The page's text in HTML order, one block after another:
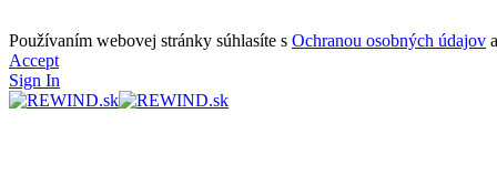
Používaním webovej stránky súhlasíte s Ochranou osobných údajov a
Accept
Sign In